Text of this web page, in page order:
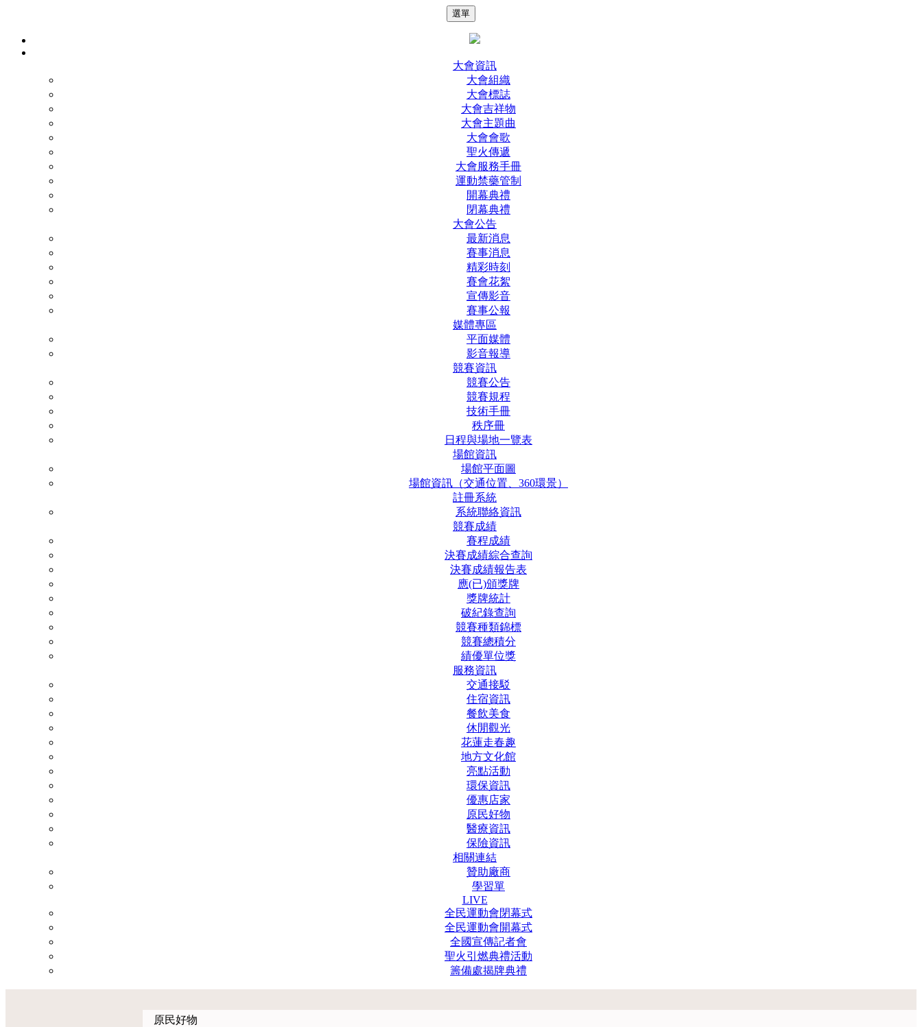
選單
大會資訊
大會組織
大會標誌
大會吉祥物
大會主題曲
大會會歌
聖火傳遞
大會服務手冊
運動禁藥管制
開幕典禮
閉幕典禮
大會公告
最新消息
賽事消息
精彩時刻
賽會花絮
宣傳影音
賽事公報
媒體專區
平面媒體
影音報導
競賽資訊
競賽公告
競賽規程
技術手冊
秩序冊
日程與場地一覽表
場館資訊
場館平面圖
場館資訊（交通位置、360環景）
註冊系統
系統聯絡資訊
競賽成績
賽程成績
決賽成績綜合查詢
決賽成績報告表
應(已)頒獎牌
獎牌統計
破紀錄查詢
競賽種類錦標
競賽總積分
績優單位獎
服務資訊
交通接駁
住宿資訊
餐飲美食
休閒觀光
花蓮走春趣
地方文化館
亮點活動
環保資訊
優惠店家
原民好物
醫療資訊
保險資訊
相關連結
贊助廠商
學習單
LIVE
全民運動會閉幕式
全民運動會開幕式
全國宣傳記者會
聖火引燃典禮活動
籌備處揭牌典禮
原民好物